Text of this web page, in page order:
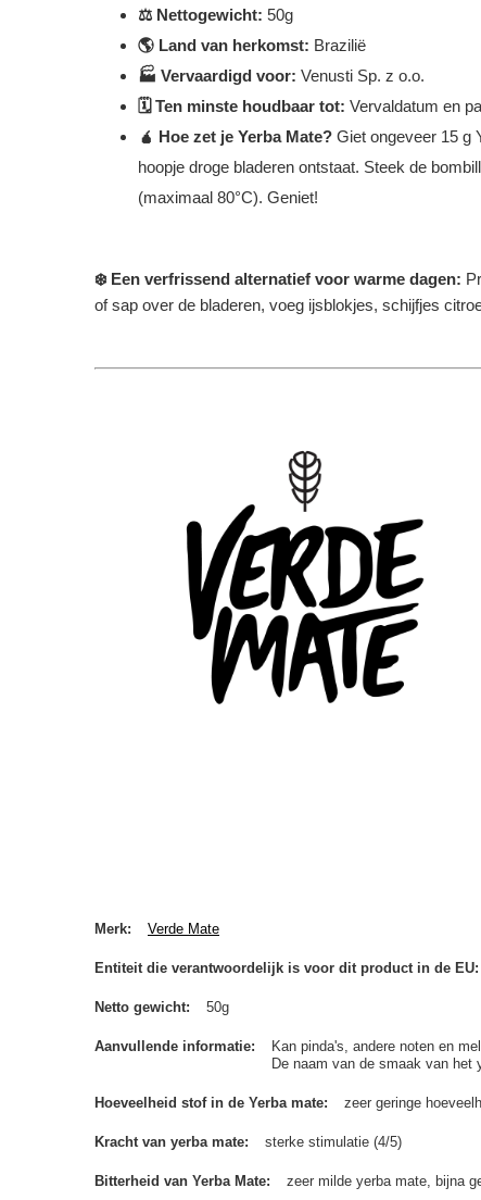
⚖️ Nettogewicht: 50g
🌎 Land van herkomst: Brazilië
🏭 Vervaardigd voor: Venusti Sp. z o.o.
🗓️ Ten minste houdbaar tot: Vervaldatum en
🧉 Hoe zet je Yerba Mate? Giet ongeveer 15 g
hoopje droge bladeren ontstaat. Steek de
(maximaal 80°C). Geniet!
❄️ Een verfrissend alternatief voor warme dagen:
of sap over de bladeren, voeg ijsblokjes, schijfjes
Merk Verde Mate
Entiteit die verantwoordelijk is voor dit product in de EU
Netto gewicht 50g
Aanvullende informatie
Kan pinda's, andere noten en
De naam van de smaak van het
Hoeveelheid stof in de Yerba mate zeer geringe
Kracht van yerba mate sterke stimulatie (4/5)
Bitterheid van Yerba Mate zeer milde yerba mate, bijna